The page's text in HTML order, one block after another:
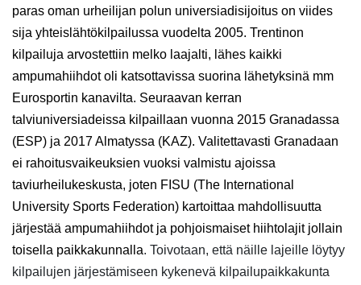
paras oman urheilijan polun universiadisijoitus on viides
sija yhteislähtökilpailussa vuodelta 2005. Trentinon
kilpailuja arvostettiin melko laajalti, lähes kaikki
ampumahiihdot oli katsottavissa suorina lähetyksinä mm
Eurosportin kanavilta. Seuraavan kerran
talviuniversiadeissa kilpaillaan vuonna 2015 Granadassa
(ESP) ja 2017 Almatyssa (KAZ). Valitettavasti Granadaan
ei rahoitusvaikeuksien vuoksi valmistu ajoissa
taviurheilukeskusta, joten FISU (The International
University Sports Federation) kartoittaa mahdollisuutta
järjestää ampumahiihdot ja pohjoismaiset hiihtolajit jollain
toisella paikkakunnalla. Toivotaan, että näille lajeille löytyy
kilpailujen järjestämiseen kykenevä kilpailupaikkakunta